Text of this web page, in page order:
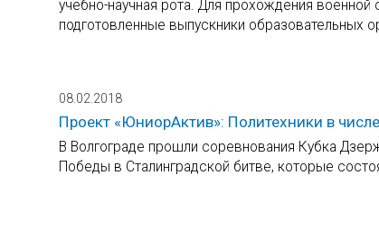
учебно-научная рота. Для прохождения
подготовленные выпускники образовательных
08.02.2018
Проект «ЮниорАктив»: Политехники в
В Волгограде прошли соревнования Кубка
Победы в Сталинградской битве, которые